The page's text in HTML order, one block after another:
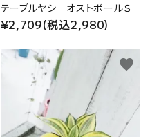
テーブルヤシ オストボールＳ
¥2,709(税込2,980)
favorite